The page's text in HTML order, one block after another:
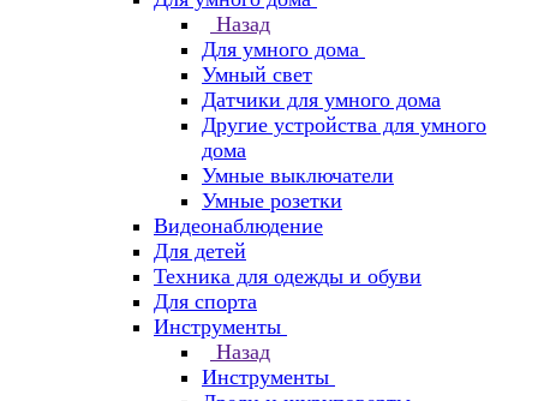
Назад
Для умного дома
Умный свет
Датчики для умного дома
Другие устройства для умного
дома
Умные выключатели
Умные розетки
Видеонаблюдение
Для детей
Техника для одежды и обуви
Для спорта
Инструменты
Назад
Инструменты